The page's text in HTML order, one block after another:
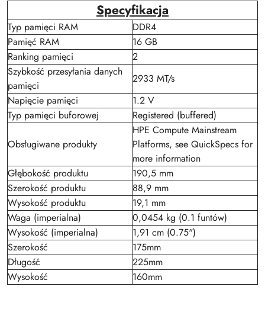
Specyfikacja
Typ pamięci RAM
DDR4
Pamięć RAM
16 GB
Ranking pamięci
2
Szybkość przesyłania danych
pamięci
2933 MT/s
Napięcie pamięci
1.2 V
Typ pamięci buforowej
Registered (buffered)
Obsługiwane produkty
HPE Compute Mainstream
Platforms, see QuickSpecs for
more information
Głębokość produktu
190,5 mm
Szerokość produktu
88,9 mm
Wysokość produktu
19,1 mm
Waga (imperialna)
0,0454 kg (0.1 funtów)
Wysokość (imperialna)
1,91 cm (0.75")
Szerokość
175mm
Długość
225mm
Wysokość
160mm